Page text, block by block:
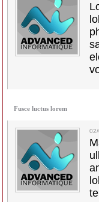
Fusce luctus lorem